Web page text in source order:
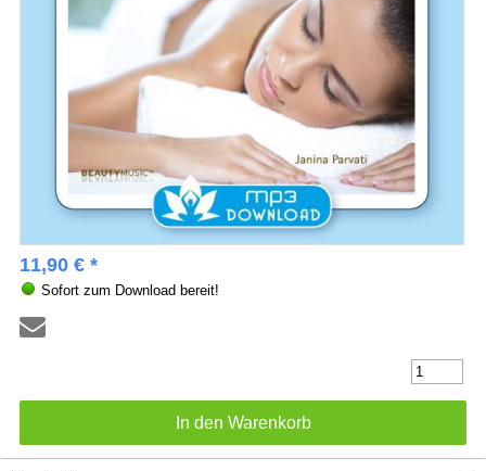
11,90 € *
Sofort zum Download bereit!